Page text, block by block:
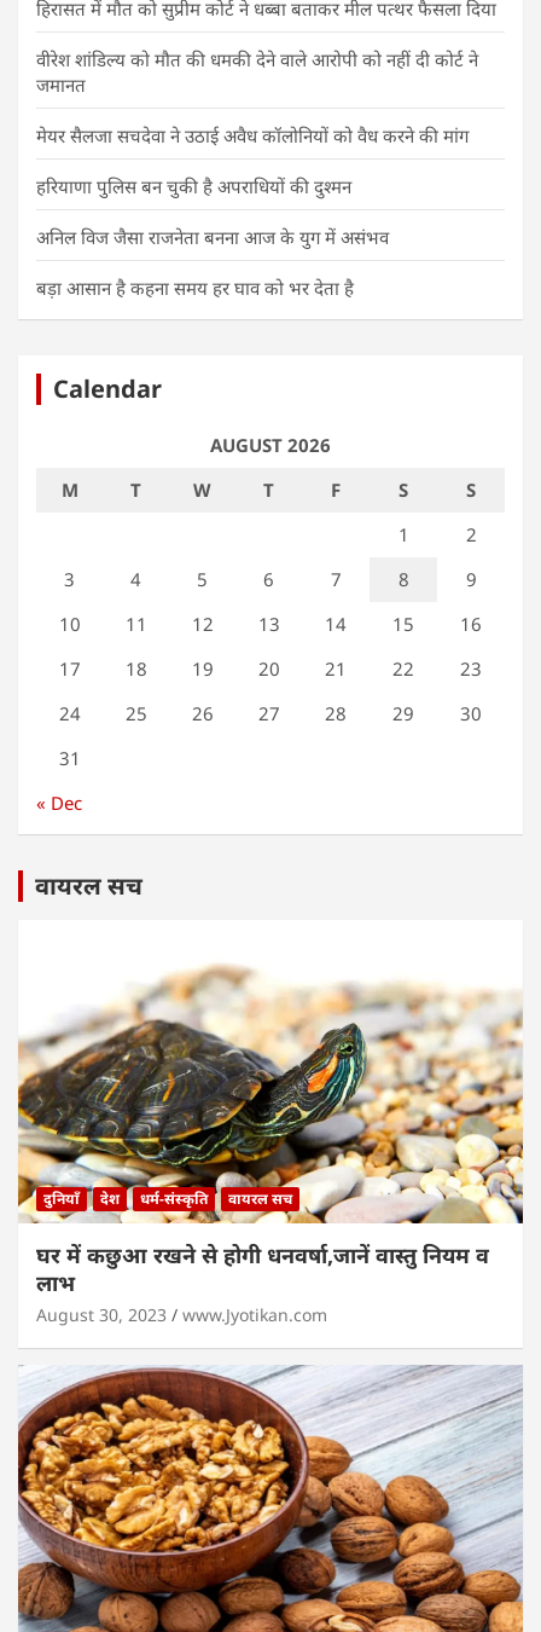
हिरासत में मौत को सुप्रीम कोर्ट ने धब्बा बताकर मील पत्थर फैसला दिया
वीरेश शांडिल्य को मौत की धमकी देने वाले आरोपी को नहीं दी कोर्ट ने
जमानत
मेयर सैलजा सचदेवा ने उठाई अवैध कॉलोनियों को वैध करने की मांग
हरियाणा पुलिस बन चुकी है अपराधियों की दुश्मन
अनिल विज जैसा राजनेता बनना आज के युग में असंभव
बड़ा आसान है कहना समय हर घाव को भर देता है
Calendar
AUGUST 2026
M
T W T F S
S
1
2
3
4 5 6 7 8
9
10
11 12 13 14 15
16
17
18 19 20 21 22
23
24
25 26 27 28 29
30
31
« Dec
वायरल सच
दुनियाँ देश धर्म-संस्कृति वायरल सच
घर में कछुआ रखने से होगी धनवर्षा,जानें वास्तु नियम व
लाभ
August 30, 2023 www.Jyotikan.com